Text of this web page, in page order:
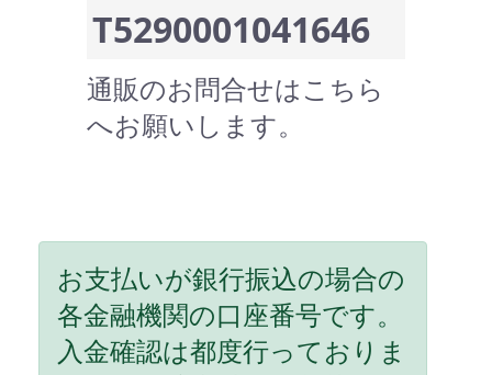
T5290001041646
通販のお問合せはこちら
へお願いします。
お支払いが銀行振込の場合の
各金融機関の口座番号です。
入金確認は都度行っておりま